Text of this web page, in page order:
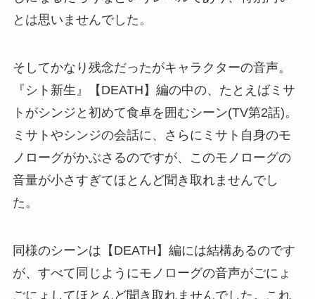
とは思いませんでした。
そしてかなり残念だったがキャラクターの音声。
『シト新生』【DEATH】編の中の、たとえばミサ
トがシンジと初めて食卓を囲むシーン(TV第2話)。
ミサトやシンジの会話に、さらにミサト自身のモ
ノローグがかぶさるのですが、このモノローグの
音量が小さすぎてほとんど聞き取れませんでし
た。
同様のシーンは【DEATH】編には結構あるのです
が、すべて同じようにモノローグの音声がごにょ
ごにょしてほとんど聞き取れませんでした。これ